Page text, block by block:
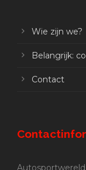
Wie zijn we?
Belangrijk:
Contact